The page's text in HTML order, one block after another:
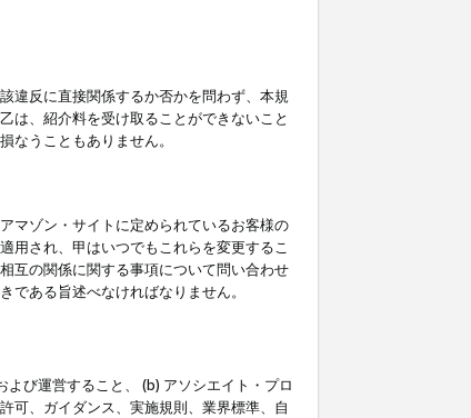
違反に直接関係するか否かを問わず、本規
は、紹介料を受け取ることができないこと
なうこともありません。
マゾン・サイトに定められているお客様の
用され、甲はいつでもこれらを変更するこ
互の関係に関する事項について問い合わせ
ある旨述べなければなりません。
び運営すること、 (b) アソシエイト・プロ
可、ガイダンス、実施規則、業界標準、自